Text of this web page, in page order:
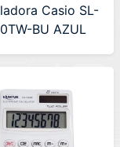
Casio SL-
BU AZUL